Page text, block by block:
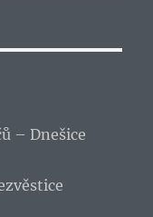
– Dnešice